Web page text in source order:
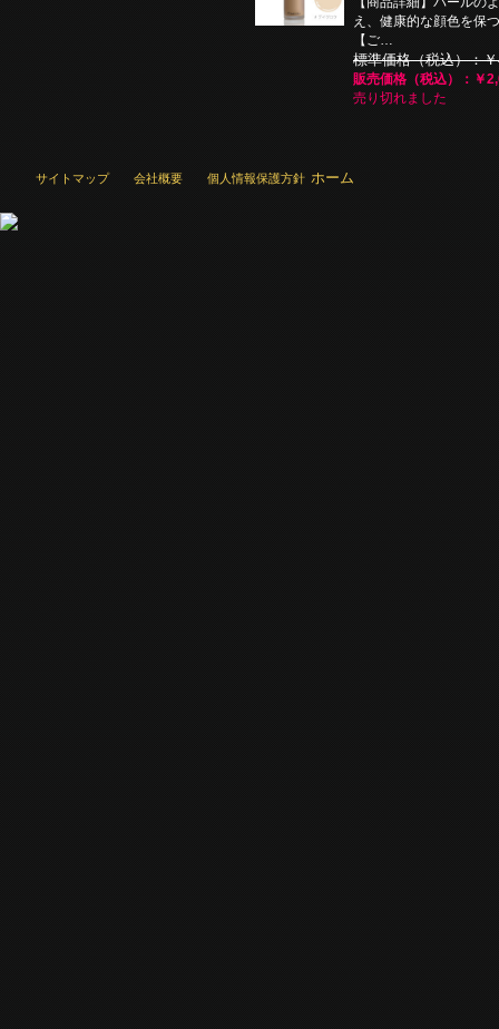
え、健康的な顔色を保
【ご…
標準価格（税込）：
販売価格（税込）：￥
売り切れました
ホーム
サイトマップ 会社概要 個人情報保護方針